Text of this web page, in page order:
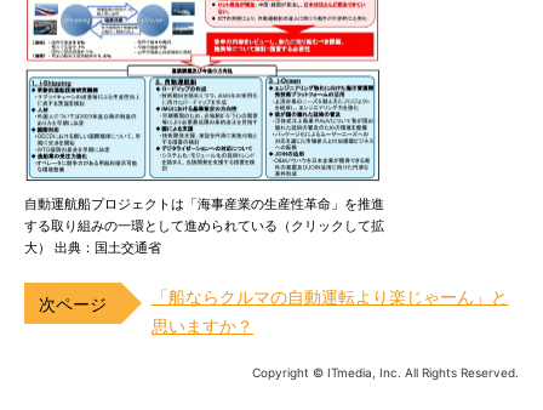
自動運航船プロジェクトは「海事産業の生産性革命」を推進
する取り組みの一環として進められている（クリックして拡
大） 出典：国土交通省
「船ならクルマの自動運転より楽じゃーん」と
思いますか？
Copyright © ITmedia, Inc. All Rights Reserved.